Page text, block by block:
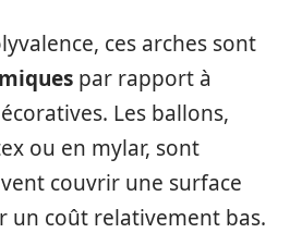
ces arches sont
par rapport à
Les ballons,
ou en mylar, sont
couvrir une surface
un coût relativement bas.